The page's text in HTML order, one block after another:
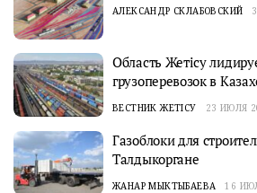
АЛЕКСАНДР СКЛАБОВСКИЙ
Область Жетісу
грузоперевозок в
ВЕСТНИК ЖЕТІСУ 23 ИЮЛЯ
Газоблоки для
Талдыкоргане
ЖАНАР МЫКТЫБАЕВА 16